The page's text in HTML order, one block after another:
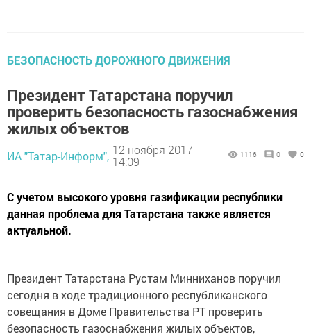
БЕЗОПАСНОСТЬ ДОРОЖНОГО ДВИЖЕНИЯ
Президент Татарстана поручил
проверить безопасность газоснабжения
жилых объектов
ИА "Татар-Информ", 12 ноября 2017 -
14:09
1116 0 0
С учетом высокого уровня газификации республики
данная проблема для Татарстана также является
актуальной.
Президент Татарстана Рустам Минниханов поручил
сегодня в ходе традиционного республиканского
совещания в Доме Правительства РТ проверить
безопасность газоснабжения жилых объектов,